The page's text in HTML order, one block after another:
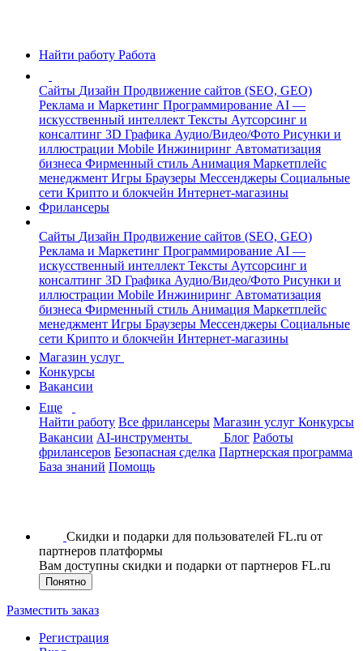
Найти работу Работа
Сайты Дизайн Продвижение сайтов (SEO, GEO)
Реклама и Маркетинг Программирование AI —
искусственный интеллект Тексты Аутсорсинг и
консалтинг 3D Графика Аудио/Видео/Фото Рисунки и
иллюстрации Mobile Инжиниринг Автоматизация
бизнеса Фирменный стиль Анимация Маркетплейс
менеджмент Игры Браузеры Мессенджеры Социальные
сети Крипто и блокчейн Интернет-магазины
Фрилансеры
Сайты Дизайн Продвижение сайтов (SEO, GEO)
Реклама и Маркетинг Программирование AI —
искусственный интеллект Тексты Аутсорсинг и
консалтинг 3D Графика Аудио/Видео/Фото Рисунки и
иллюстрации Mobile Инжиниринг Автоматизация
бизнеса Фирменный стиль Анимация Маркетплейс
менеджмент Игры Браузеры Мессенджеры Социальные
сети Крипто и блокчейн Интернет-магазины
Магазин услуг
Конкурсы
Вакансии
Еще
Найти работу Все фрилансеры Магазин услуг Конкурсы
Вакансии AI-инструменты Блог Работы
фрилансеров Безопасная сделка Партнерская программа
База знаний Помощь
Скидки и подарки для пользователей FL.ru от
партнеров платформы
Вам доступны скидки и подарки от партнеров FL.ru
Понятно
Разместить заказ
Регистрация